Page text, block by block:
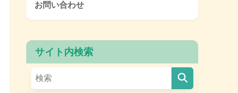
お問い合わせ
サイト内検索